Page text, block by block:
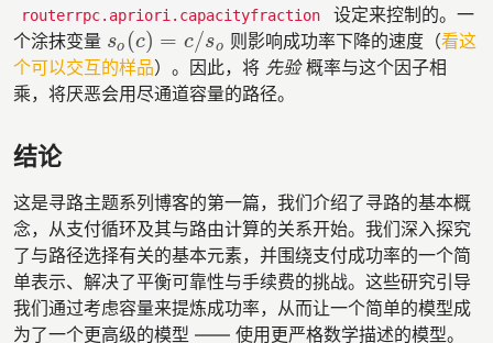
routerrpc.apriori.capacityfraction
设定来控制的。一
个涂抹变量 so (c) = c/so
so (c)=c/ so 则影响成功率下降的速度（看这
个可以交互的样品）。因此，将 先验概率与这个因子相
乘，将厌恶会用尽通道容量的路径。
结论
这是寻路主题系列博客的第一篇，我们介绍了寻路的基本概
念，从支付循环及其与路由计算的关系开始。我们深入探究
了与路径选择有关的基本元素，并围绕支付成功率的一个简
单表示、解决了平衡可靠性与手续费的挑战。这些研究引导
我们通过考虑容量来提炼成功率，从而让一个简单的模型成
为了一个更高级的模型 —— 使用更严格数学描述的模型。